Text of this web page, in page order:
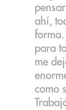
ahí,
forma.
para
me
como